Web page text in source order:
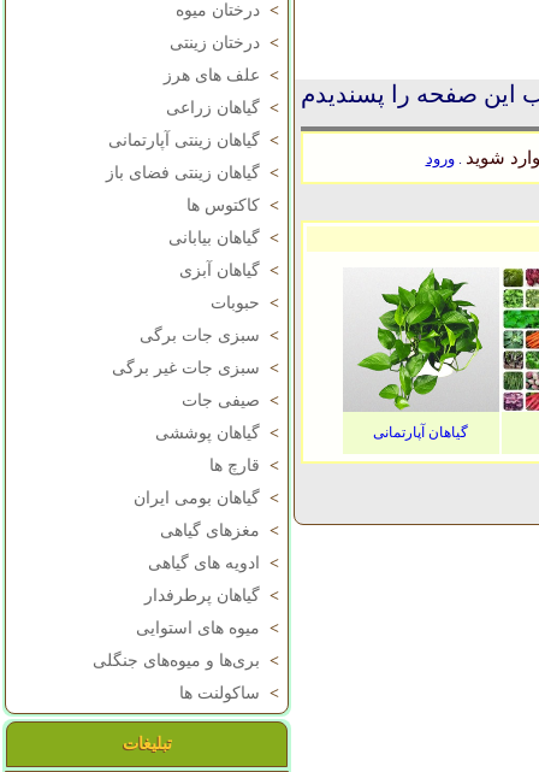
> درختان میوه
> درختان زینتی
> علف های هرز
> گیاهان زراعی
> گیاهان زینتی آپارتمانی
> گیاهان زینتی فضای باز
> کاکتوس ها
> گیاهان بیابانی
> گیاهان آبزی
> حبوبات
> سبزی جات برگی
> سبزی جات غیر برگی
> صیفی جات
> گیاهان پوششی
> قارچ ها
> گیاهان بومی ایران
> مغزهای گیاهی
>
ادویه های گیاهی
> گیاهان پرطرفدار
> میوه های استوایی
> بری‌ها و میوه‌های جنگلی
> ساکولنت ها
تبلیغات
این صفحه را پسندیدم
شوید .ورود
گیاهان آپارتمانی